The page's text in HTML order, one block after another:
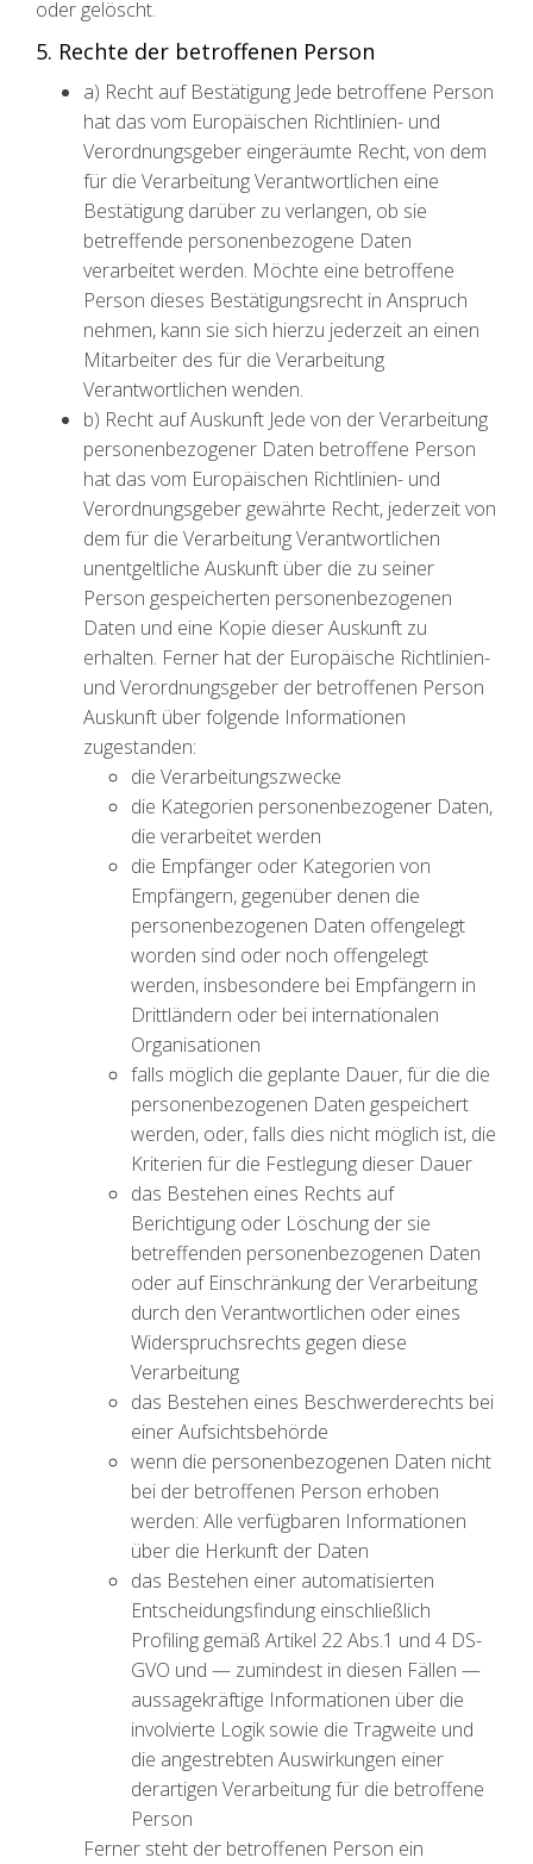
oder gelöscht.
5. Rechte der betroffenen Person
a) Recht auf Bestätigung Jede betroffene Person
hat das vom Europäischen Richtlinien- und
Verordnungsgeber eingeräumte Recht, von dem
für die Verarbeitung Verantwortlichen eine
Bestätigung darüber zu verlangen, ob sie
betreffende personenbezogene Daten
verarbeitet werden. Möchte eine betroffene
Person dieses Bestätigungsrecht in Anspruch
nehmen, kann sie sich hierzu jederzeit an einen
Mitarbeiter des für die Verarbeitung
Verantwortlichen wenden.
b) Recht auf Auskunft Jede von der Verarbeitung
personenbezogener Daten betroffene Person
hat das vom Europäischen Richtlinien- und
Verordnungsgeber gewährte Recht, jederzeit von
dem für die Verarbeitung Verantwortlichen
unentgeltliche Auskunft über die zu seiner
Person gespeicherten personenbezogenen
Daten und eine Kopie dieser Auskunft zu
erhalten. Ferner hat der Europäische Richtlinien-
und Verordnungsgeber der betroffenen Person
Auskunft über folgende Informationen
zugestanden:
die Verarbeitungszwecke
die Kategorien personenbezogener Daten,
die verarbeitet werden
die Empfänger oder Kategorien von
Empfängern, gegenüber denen die
personenbezogenen Daten offengelegt
worden sind oder noch offengelegt
werden, insbesondere bei Empfängern in
Drittländern oder bei internationalen
Organisationen
falls möglich die geplante Dauer, für die die
personenbezogenen Daten gespeichert
werden, oder, falls dies nicht möglich ist, die
Kriterien für die Festlegung dieser Dauer
das Bestehen eines Rechts auf
Berichtigung oder Löschung der sie
betreffenden personenbezogenen Daten
oder auf Einschränkung der Verarbeitung
durch den Verantwortlichen oder eines
Widerspruchsrechts gegen diese
Verarbeitung
das Bestehen eines Beschwerderechts bei
einer Aufsichtsbehörde
wenn die personenbezogenen Daten nicht
bei der betroffenen Person erhoben
werden: Alle verfügbaren Informationen
über die Herkunft der Daten
das Bestehen einer automatisierten
Entscheidungsfindung einschließlich
Profiling gemäß Artikel 22 Abs.1 und 4 DS-
GVO und — zumindest in diesen Fällen —
aussagekräftige Informationen über die
involvierte Logik sowie die Tragweite und
die angestrebten Auswirkungen einer
derartigen Verarbeitung für die betroffene
Person
Ferner steht der betroffenen Person ein